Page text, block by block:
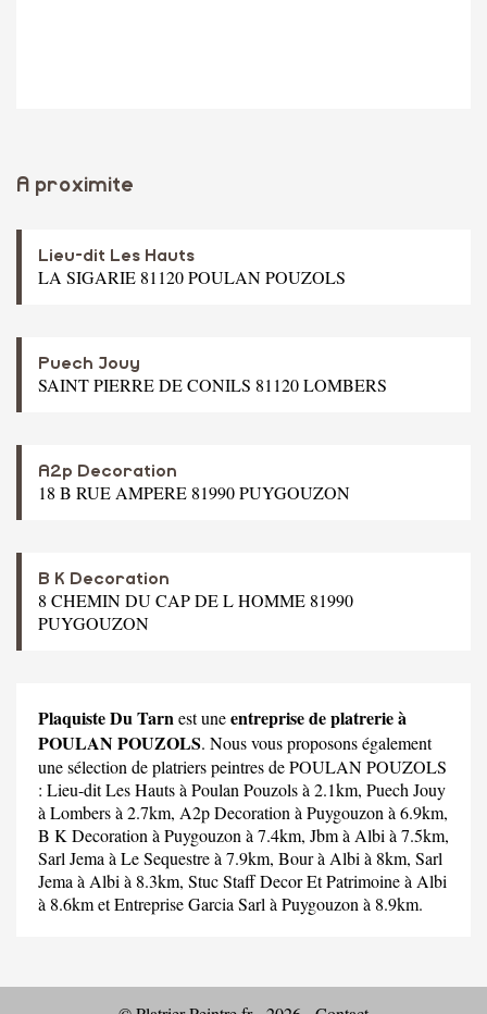
A proximite
Lieu-dit Les Hauts
LA SIGARIE 81120 POULAN POUZOLS
Puech Jouy
SAINT PIERRE DE CONILS 81120 LOMBERS
A2p Decoration
18 B RUE AMPERE 81990 PUYGOUZON
B K Decoration
8 CHEMIN DU CAP DE L HOMME 81990
PUYGOUZON
Plaquiste Du Tarnest uneentreprise de platrerie à
POULAN POUZOLS. Nous vous proposons également
une sélection de platriers peintres de POULAN POUZOLS
: Lieu-dit Les Hautsà Poulan Pouzols à 2.1km, Puech Jouy
à Lombers à 2.7km, A2p Decoration à Puygouzon à 6.9km,
B K Decoration à Puygouzon à 7.4km, Jbmà Albi à 7.5km,
Sarl Jema à Le Sequestre à 7.9km, Bourà Albi à 8km, Sarl
Jema à Albi à 8.3km, Stuc Staff Decor Et Patrimoineà Albi
à 8.6km etEntreprise Garcia Sarl à Puygouzon à 8.9km.